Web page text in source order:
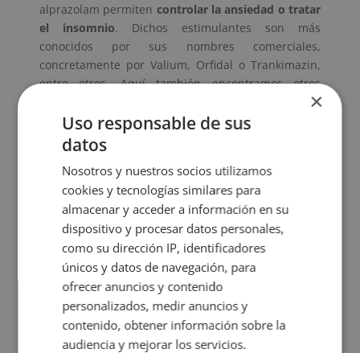
alprazolam permiten controlar la ansiedad o tratar
el insomnio. Dichos estimulantes son más
conocidos por sus nombres comerciales,
concretamente por Valium, Orfidal o Trankimazin,
entre otros. Aquí también encontramos otros
Antidepresivos
depresióny otros trastornos como laansiedad
relacionados con la alimentación. Están diseñados
para las personas deprimidas y con las citadas
patologías y no producen ningún efecto en
personas mentalmente estables.
Antirrecurrenciales o
estabilizadores del estado de
ánimo
Se utilizan para tratar eltrastorno obsesivo-
×
Uso responsable de sus
datos
Nosotros y nuestros socios utilizamos
cookies y tecnologías similares para
almacenar y acceder a información en su
dispositivo y procesar datos personales,
como su dirección IP, identificadores
únicos y datos de navegación, para
ofrecer anuncios y contenido
personalizados, medir anuncios y
contenido, obtener información sobre la
audiencia y mejorar los servicios.